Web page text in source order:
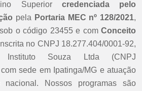
Superior credenciada pelo
pela Portaria MEC nº 128/2021,
o código 23455 e com Conceito
no CNPJ 18.277.404/0001-92,
Souza Ltda (CNPJ
sede em Ipatinga/MG e atuação
Nossos programas são